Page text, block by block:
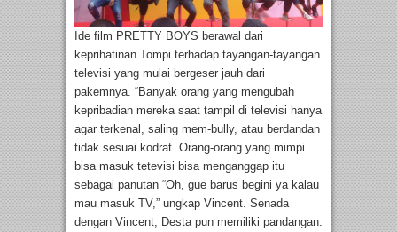
Ide film PRETTY BOYS berawal dari
keprihatinan Tompi terhadap tayangan-tayangan
televisi yang mulai bergeser jauh dari
pakemnya. “Banyak orang yang mengubah
kepribadian mereka saat tampil di televisi hanya
agar terkenal, saling mem-bully, atau berdandan
tidak sesuai kodrat. Orang-orang yang mimpi
bisa masuk tetevisi bisa menganggap itu
sebagai panutan “Oh, gue barus begini ya kalau
mau masuk TV,” ungkap Vincent. Senada
dengan Vincent, Desta pun memiliki pandangan.